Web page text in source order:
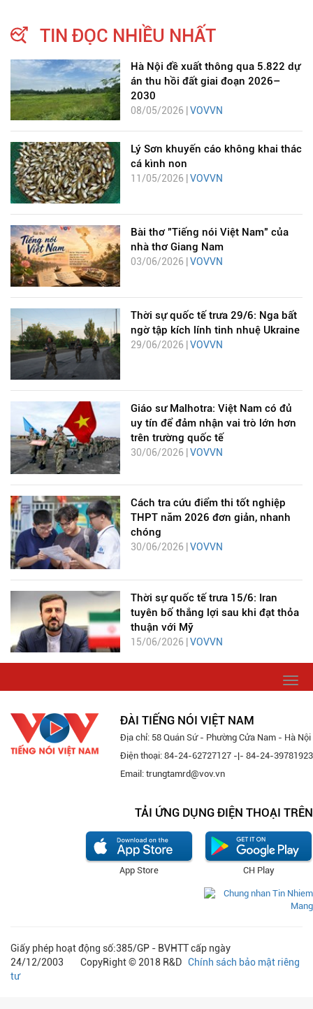
TIN ĐỌC NHIỀU NHẤT
Hà Nội đề xuất thông qua 5.822 dự
án thu hồi đất giai đoạn 2026–
2030
08/05/2026 |VOVVN
Lý Sơn khuyến cáo không khai thác
cá kình non
11/05/2026 | VOVVN
Bài thơ "Tiếng nói Việt Nam" của
nhà thơ Giang Nam
03/06/2026 | VOVVN
Thời sự quốc tế trưa 29/6: Nga bất
ngờ tập kích lính tinh nhuệ Ukraine
29/06/2026 | VOVVN
Giáo sư Malhotra: Việt Nam có đủ
uy tín để đảm nhận vai trò lớn hơn
trên trường quốc tế
30/06/2026 | VOVVN
Cách tra cứu điểm thi tốt nghiệp
THPT năm 2026 đơn giản, nhanh
chóng
30/06/2026 | VOVVN
Thời sự quốc tế trưa 15/6: Iran
tuyên bố thắng lợi sau khi đạt thỏa
thuận với Mỹ
15/06/2026 | VOVVN
ĐÀI TIẾNG NÓI VIỆT NAM
Địa chỉ: 58 Quán Sứ - Phường Cửa Nam - Hà Nội
Điện thoại: 84-24-62727127 -|- 84-24-39781923
Email: trungtamrd@vov.vn
TẢI ỨNG DỤNG ĐIỆN THOẠI TRÊN
CH Play
App Store
Giấy phép hoạt động số:385/GP - BVHTT cấp ngày
24/12/2003 CopyRight © 2018 R&D Chính sách bảo mật riêng
tư